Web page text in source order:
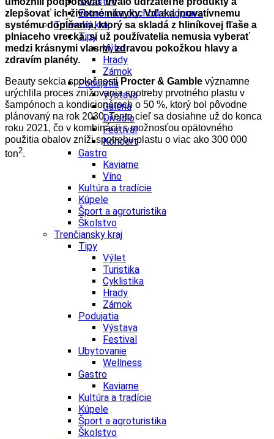
Ekonomika obchod a doprava
Trnavský kraj
Tipy
Výlet
Hrady
Zámok
Podujatia
Výstava
Galéria
Divadlo
Festival
Koncert
Gastro
Kaviarne
Víno
Kultúra a tradície
Kúpele
Šport a agroturistika
Školstvo
Trenčiansky kraj
Tipy
Výlet
Turistika
Cyklistika
Hrady
Zámok
Podujatia
Výstava
Festival
Ubytovanie
Wellness
Gastro
Kaviarne
Kultúra a tradície
Kúpele
Šport a agroturistika
Školstvo
zlepšovať ich životné návyky. Vďaka inovatívnemu
systému dopĺňania, ktorý sa skladá z hliníkovej fľaše a
plniaceho vrecka, si už používatelia nemusia vyberať
medzi krásnymi vlasmi, zdravou pokožkou hlavy a
zdravím planéty.
Beauty sekcia spoločnosti Procter & Gamble významne
urýchlila proces znižovania spotreby prvotného plastu v
šampónoch a kondicionéroch o 50 %, ktorý bol pôvodne
plánovaný na rok 2030. Tento cieľ sa dosiahne už do konca
roku 2021, čo v kombinácii s možnosťou opätovného
použitia obalov zníži spotrebu plastu o viac ako 300 000
ton2.